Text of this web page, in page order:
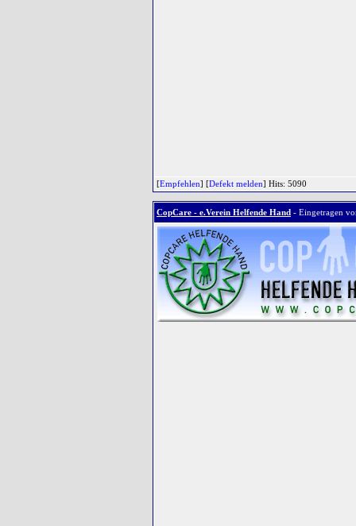
[Empfehlen] [Defekt melden] Hits: 5090
CopCare - e.Verein Helfende Hand - Eingetragen